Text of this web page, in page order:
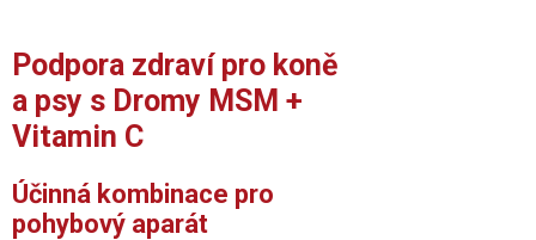
Podpora zdraví pro koně
a psy s Dromy MSM +
Vitamin C
Účinná kombinace pro
pohybový aparát